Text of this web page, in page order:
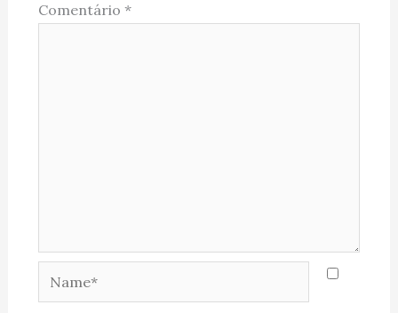
Comentário *
Name*